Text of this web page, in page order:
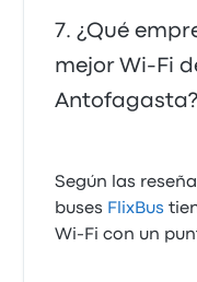
¿Qué
mejor Wi-Fi
Antofagasta?
Según las
buses FlixBus
Wi‑Fi con un